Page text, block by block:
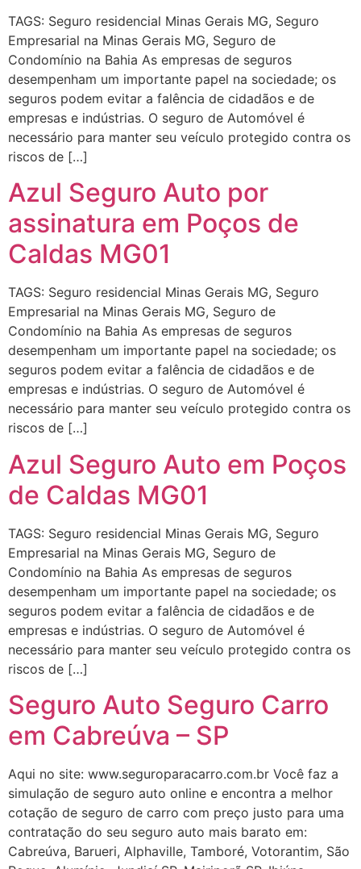
TAGS: Seguro residencial Minas Gerais MG, Seguro
Empresarial na Minas Gerais MG, Seguro de
Condomínio na Bahia As empresas de seguros
desempenham um importante papel na sociedade; os
seguros podem evitar a falência de cidadãos e de
empresas e indústrias. O seguro de Automóvel é
necessário para manter seu veículo protegido contra os
riscos de […]
Azul Seguro Auto por
assinatura em Poços de
Caldas MG01
TAGS: Seguro residencial Minas Gerais MG, Seguro
Empresarial na Minas Gerais MG, Seguro de
Condomínio na Bahia As empresas de seguros
desempenham um importante papel na sociedade; os
seguros podem evitar a falência de cidadãos e de
empresas e indústrias. O seguro de Automóvel é
necessário para manter seu veículo protegido contra os
riscos de […]
Azul Seguro Auto em Poços
de Caldas MG01
TAGS: Seguro residencial Minas Gerais MG, Seguro
Empresarial na Minas Gerais MG, Seguro de
Condomínio na Bahia As empresas de seguros
desempenham um importante papel na sociedade; os
seguros podem evitar a falência de cidadãos e de
empresas e indústrias. O seguro de Automóvel é
necessário para manter seu veículo protegido contra os
riscos de […]
Seguro Auto Seguro Carro
em Cabreúva – SP
Aqui no site: www.seguroparacarro.com.br Você faz a
simulação de seguro auto online e encontra a melhor
cotação de seguro de carro com preço justo para uma
contratação do seu seguro auto mais barato em:
Cabreúva, Barueri, Alphaville, Tamboré, Votorantim, São